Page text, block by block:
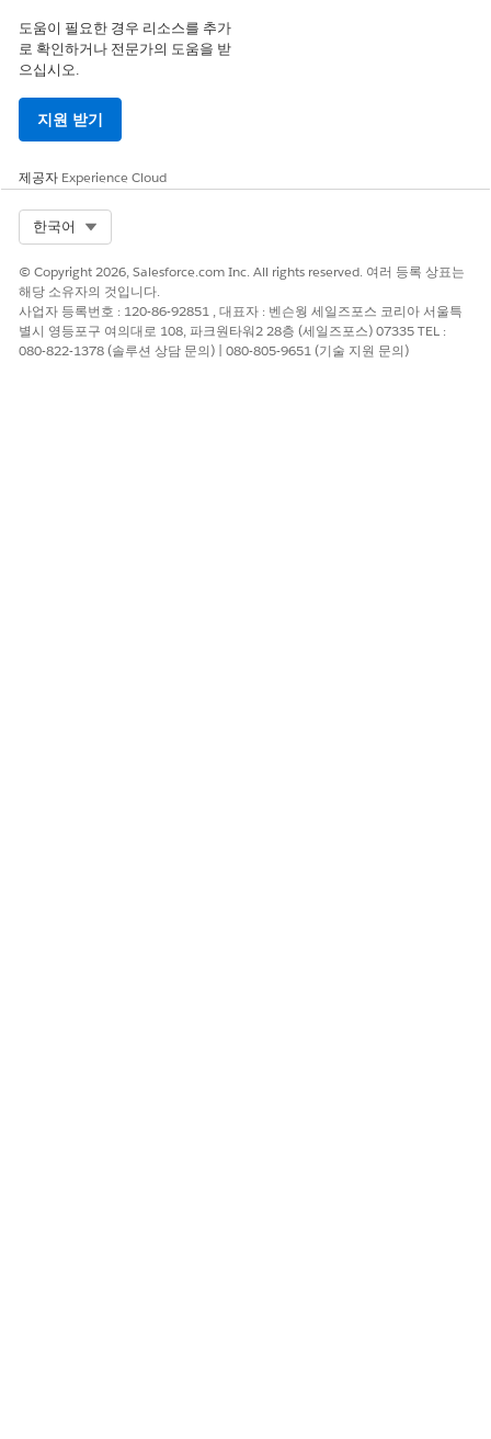
이 기사를 통해 문제를 해결했습니까?
개선을 위한 의견을 보내주세요.
도움이 필요한 경우 리소스를 추가
로 확인하거나 전문가의 도움을 받
으십시오.
지원 받기
제공자 Experience Cloud
한국어
© Copyright 2026, Salesforce.com Inc. All rights reserved. 여러 등록 상표는
해당 소유자의 것입니다.
사업자 등록번호 : 120-86-92851 , 대표자 : 벤슨웡 세일즈포스 코리아 서울특
별시 영등포구 여의대로 108, 파크원타워2 28층 (세일즈포스) 07335 TEL :
080-822-1378 (솔루션 상담 문의) | 080-805-9651 (기술 지원 문의)